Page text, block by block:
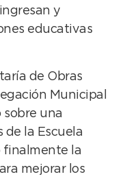
y
educativas
de Obras
Municipal
sobre una
de la Escuela
finalmente la
mejorar los